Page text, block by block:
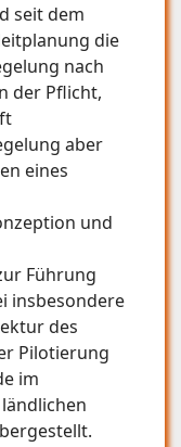
seit dem
die
nach
der Pflicht,
aber
eines
und
Führung
insbesondere
des
Pilotierung
im